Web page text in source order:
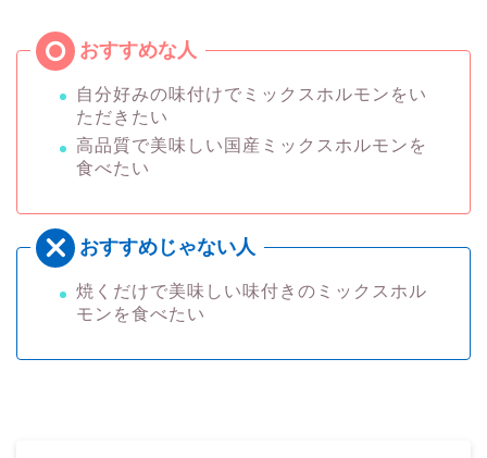
自分好みの味付けでミックスホルモンをい
ただきたい
高品質で美味しい国産ミックスホルモンを
食べたい
焼くだけで美味しい味付きのミックスホル
モンを食べたい